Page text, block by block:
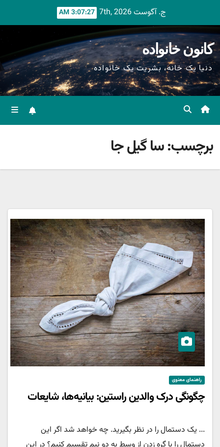
content
ج. آگوست 7th, 2026 3:07:28 AM
کانون خانواده
دنیا یک خانه، بشریت یک خانواده
برچسب:سا گیل جا
راهنمای معنوی
چگونگی درک والدین راستین: بیانیه‌ها، شایعات
... یک دستمال را در نظر بگیرید. چه خواهد شد اگر این